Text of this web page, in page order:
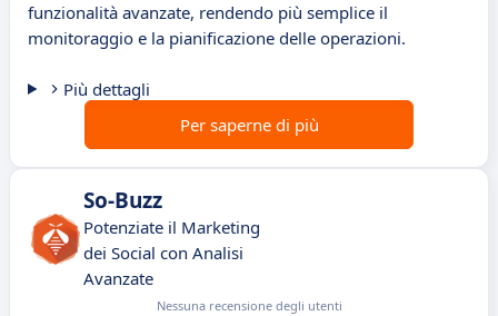
funzionalità avanzate, rendendo più semplice il
monitoraggio e la pianificazione delle operazioni.
Più dettagli
Per saperne di più
So-Buzz
Potenziate il Marketing
dei Social con Analisi
Avanzate
Nessuna recensione degli utenti